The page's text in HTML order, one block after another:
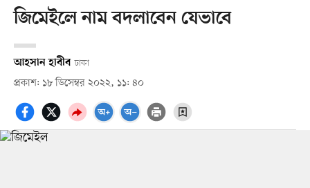
জিমেইলে নাম বদলাবেন যেভাবে
আহসান হাবীব ঢাকা
প্রকাশ: ১৮ ডিসেম্বর ২০২২, ১১: ৪০